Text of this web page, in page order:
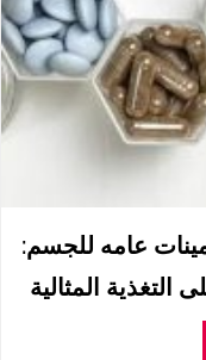
عامه للجسم:
التغذية المثالية